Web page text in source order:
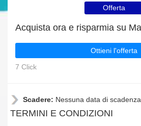
Offerta
Ottieni l'offerta
7 Click
Scadere: Nessuna data di scadenza
TERMINI E CONDIZIONI